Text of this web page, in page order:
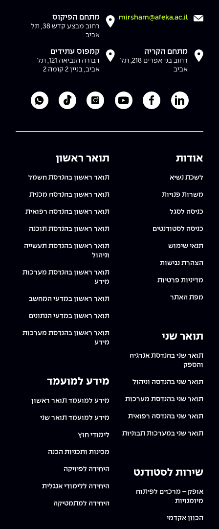
mirsham@afeka.ac.il מתחם הפיקוס
רחוב מבצע קדש 38, תל
אביב
מתחם הקריה
רחוב בני אפרים 218, תל
אביב
קמפוס עתידים
דבורה הנביאה 121, תל
אביב, בניין 2 קומה 2
לעמוד הלינקדאין של מכללת אפקה
לעמוד הפייסבוק של מכללת אפקה
לעמוד היוטיוב של מכללת אפקה
לעמוד האינסטגרם של
לעמוד הטיקטוק
אודות
לשכת נשיא
משרות פנויות
כניסה לסגל
כניסה לסטודנטים
תנאי שימוש
הצהרת נגישות
מדיניות פרטיות
מפת האתר
תואר שני
תואר שני בהנדסת אנרגיה
והספק
תואר שני בהנדסה וניהול
תואר שני בהנדסת מערכות
תואר שני בהנדסה רפואית
תואר שני במערכות תבוניות
שירות לסטודנט
אופק – מרכזים לפיתוח
מיומנויות
הכוון אקדמי
תואר ראשון
תואר ראשון בהנדסת חשמל
תואר ראשון בהנדסה מכנית
תואר ראשון בהנדסה רפואית
תואר ראשון בהנדסת תוכנה
תואר ראשון בהנדסת תעשייה
וניהול
תואר ראשון בהנדסת מערכות
מידע
תואר ראשון במדעי המחשב
תואר ראשון במדעי הנתונים
תואר ראשון בהנדסת מערכות
מידע
מידע למועמד
מידע למועמד תואר ראשון
מידע למועמד תואר שני
לימודי חוץ
מכינות ותכניות הכנה
היחידה לפיזיקה
היחידה ללימודי אנגלית
היחידה למתמטיקה